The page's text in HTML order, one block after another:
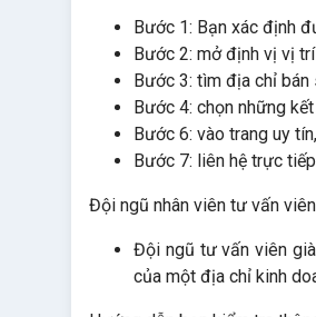
Bước 1: Bạn xác định
Bước 2: mở định vị vị
Bước 3: tìm địa chỉ
Bước 4: chọn những
Bước 6: vào trang uy
Bước 7: liên hệ trực
Đội ngũ nhân viên tư vấn
Đội ngũ tư vấn viên
của một địa chỉ kinh